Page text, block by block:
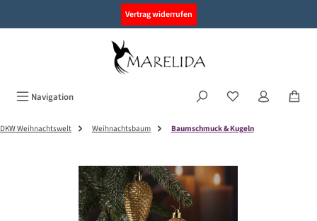
Vertrag widerrufen
Navigation
DKW Weihnachtswelt Weihnachtsbaum Baumschmuck & Kugeln
Bildergalerie überspringen